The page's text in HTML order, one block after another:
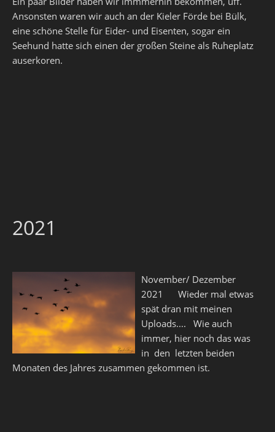
Ansonsten waren wir auch an der Kieler Förde bei Bülk,
eine schöne Stelle für Eider- und Eisenten, sogar ein
Seehund hatte sich einen der großen Steine als Ruheplatz
auserkoren.
2021
November/ Dezember
2021 Wieder mal etwas
spät dran mit meinen
Uploads.... Wie auch
immer, hier noch das was
in den letzten beiden
Monaten des Jahres zusammen gekommen ist.